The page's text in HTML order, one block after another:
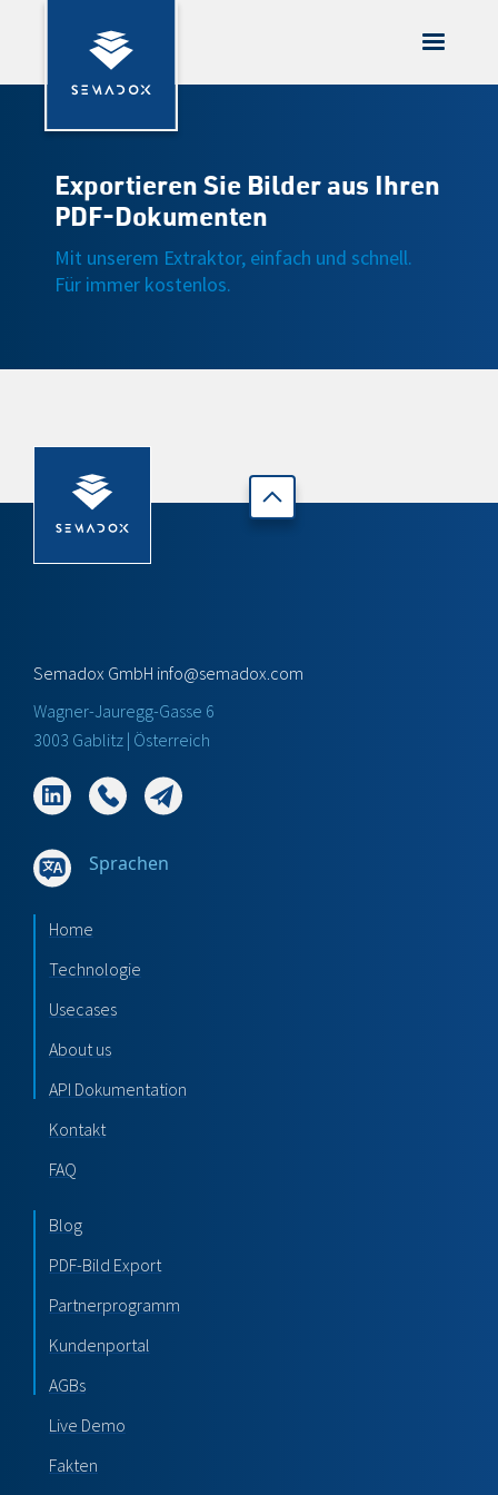
Exportieren Sie Bilder aus Ihren
PDF-Dokumenten
Mit unserem Extraktor, einfach und schnell.
Für immer kostenlos.
Semadox GmbH info@semadox.com
Wagner-Jauregg-Gasse 6
3003 Gablitz | Österreich
Sprachen
Home
Technologie
Usecases
About us
API Dokumentation
Kontakt
FAQ
Blog
PDF-Bild Export
Partnerprogramm
Kundenportal
AGBs
Live Demo
Fakten